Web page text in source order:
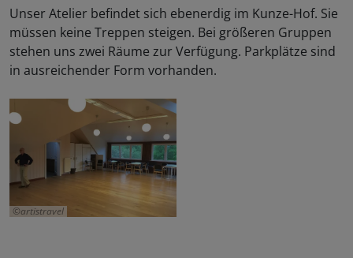
Unser Atelier befindet sich ebenerdig im Kunze-Hof. Sie
müssen keine Treppen steigen. Bei größeren Gruppen
stehen uns zwei Räume zur Verfügung. Parkplätze sind
in ausreichender Form vorhanden.
artistravel